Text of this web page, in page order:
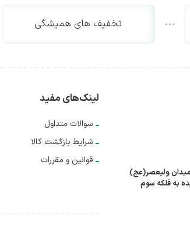
تخفیف های همیشگی
میدان ولیعصر(عج)
به فلکه سوم
لینک‌های مفید
سوالات متداول
شرایط بازگشت کالا
قوانین و مقررات